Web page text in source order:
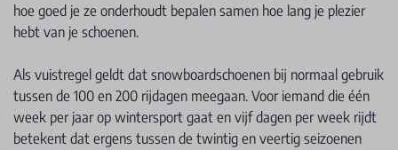
hoe goed je ze onderhoudt bepalen samen hoe lang je plezier
hebt van je schoenen.
Als vuistregel geldt dat snowboardschoenen bij normaal gebruik
tussen de 100 en 200 rijdagen meegaan. Voor iemand die één
week per jaar op wintersport gaat en vijf dagen per week rijdt
betekent dat ergens tussen de twintig en veertig seizoenen